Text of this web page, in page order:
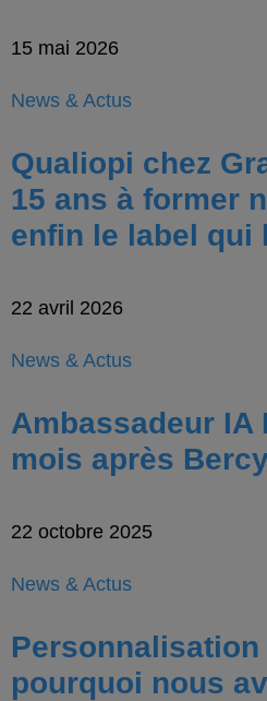
15 mai 2026
News & Actus
Qualiopi chez
15 ans à former
enfin le label qui
22 avril 2026
News & Actus
Ambassadeur IA
mois après
22 octobre 2025
News & Actus
pourquoi nous